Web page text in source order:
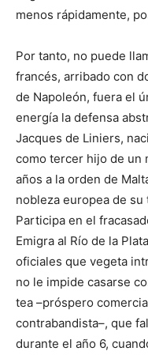
menos rápidamente,
Por tanto, no puede
francés, arri­bado con
de Napoleón, fuera el
energía la defensa
Jacques de Liniers,
como tercer hijo de un
años a la orden de
nobleza europea de
Participa en el
Emigra al Río de la
oficiales que vegeta
no le impide casarse
tea –próspero
contrabandista–, que
durante el año 6,